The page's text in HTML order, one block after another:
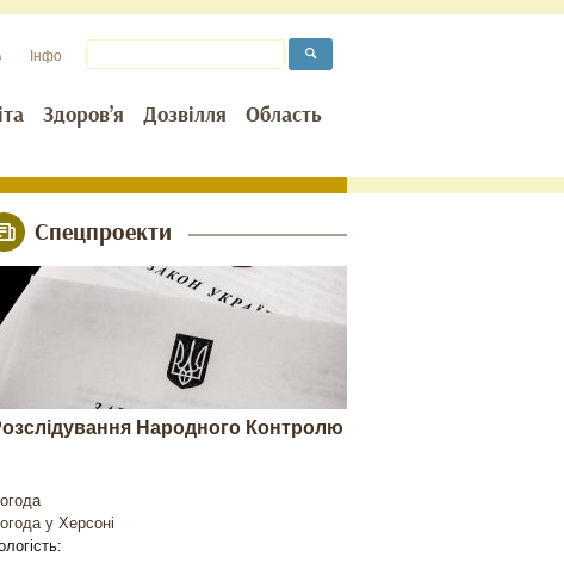
Здоров’я Дозвілля Область
Інфо
Спецпроекти
Народного Контролю
у Херсоні